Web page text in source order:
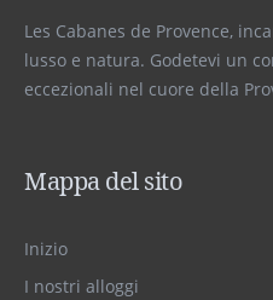
Les Cabanes de Provence,
lusso e natura. Godetevi un
eccezionali nel cuore della
Mappa del sito
Inizio
I nostri alloggi